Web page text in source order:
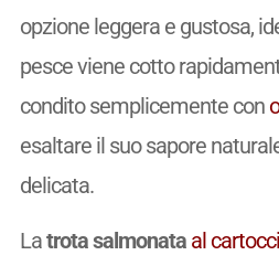
opzione leggera e gustosa,
pesce viene cotto
condito semplicemente con
esaltare il suo sapore
delicata.
Latrota salmonata al